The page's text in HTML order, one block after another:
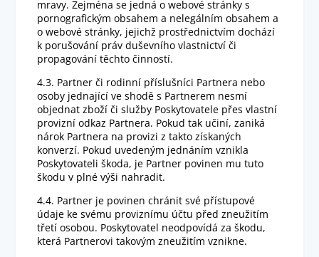
mravy. Zejména se jedná o webové stránky s
pornografickým obsahem a nelegálním obsahem a
o webové stránky, jejichž prostřednictvím dochází
k porušování práv duševního vlastnictví či
propagování těchto činností.
4.3. Partner či rodinní příslušníci Partnera nebo
osoby jednající ve shodě s Partnerem nesmí
objednat zboží či služby Poskytovatele přes vlastní
provizní odkaz Partnera. Pokud tak učiní, zaniká
nárok Partnera na provizi z takto získaných
konverzí. Pokud uvedeným jednáním vznikla
Poskytovateli škoda, je Partner povinen mu tuto
škodu v plné výši nahradit.
4.4. Partner je povinen chránit své přístupové
údaje ke svému proviznímu účtu před zneužitím
třetí osobou. Poskytovatel neodpovídá za škodu,
která Partnerovi takovým zneužitím vznikne.